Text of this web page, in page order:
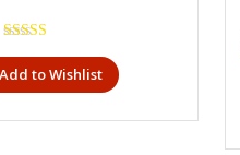
Evaluat la
5.00din 5
Add to Wishlist